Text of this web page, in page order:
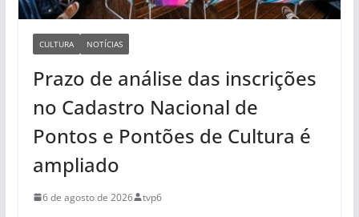
CULTURA NOTÍCIAS
Prazo de análise das inscrições
no Cadastro Nacional de
Pontos e Pontões de Cultura é
ampliado
6 de agosto de 2026 tvp6